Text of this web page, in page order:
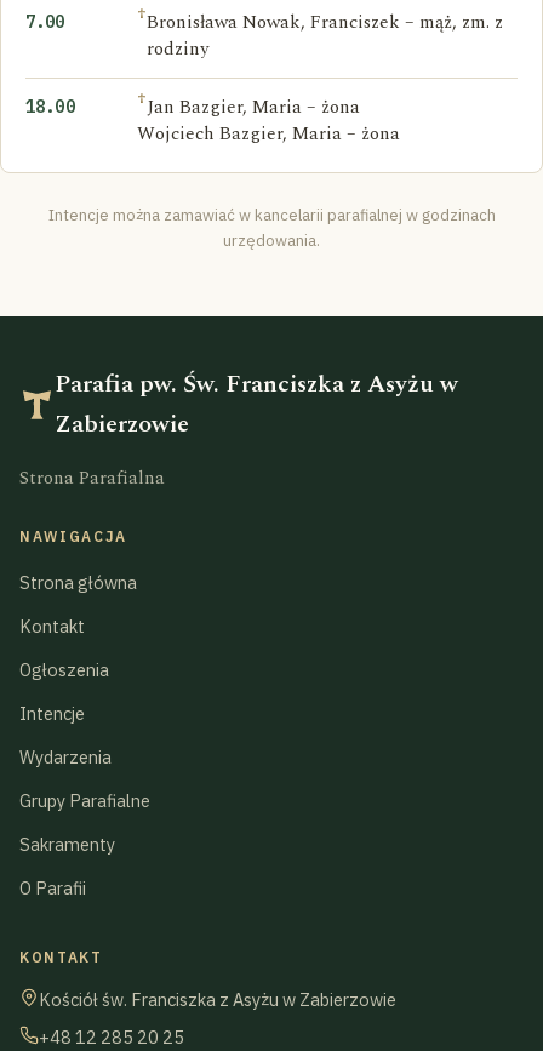
7.00 †Bronisława Nowak, Franciszek – mąż, zm. z
rodziny
18.00 †Jan Bazgier, Maria – żona
Wojciech Bazgier, Maria – żona
Intencje można zamawiać w kancelarii parafialnej w godzinach
urzędowania.
Parafia pw. Św. Franciszka z Asyżu w
Zabierzowie
Strona Parafialna
NAWIGACJA
Strona główna
Kontakt
Ogłoszenia
Intencje
Wydarzenia
Grupy Parafialne
Sakramenty
O Parafii
KONTAKT
Kościół św. Franciszka z Asyżu w Zabierzowie
+48 12 285 20 25